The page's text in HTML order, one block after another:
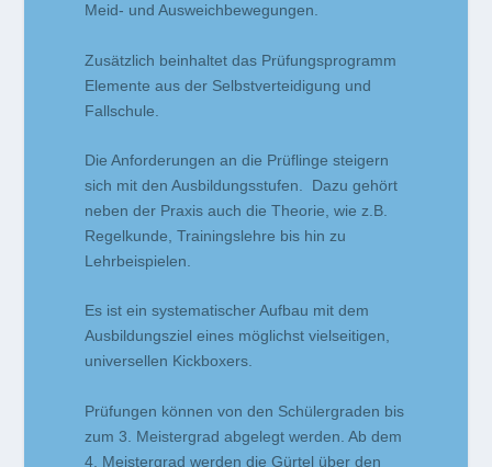
Meid- und Ausweichbewegungen.
Zusätzlich beinhaltet das Prüfungsprogramm
Elemente aus der Selbstverteidigung und
Fallschule.
Die Anforderungen an die Prüflinge steigern
sich mit den Ausbildungsstufen. Dazu gehört
neben der Praxis auch die Theorie, wie z.B.
Regelkunde, Trainingslehre bis hin zu
Lehrbeispielen.
Es ist ein systematischer Aufbau mit dem
Ausbildungsziel eines möglichst vielseitigen,
universellen Kickboxers.
Prüfungen können von den Schülergraden bis
zum 3. Meistergrad abgelegt werden. Ab dem
4. Meistergrad werden die Gürtel über den